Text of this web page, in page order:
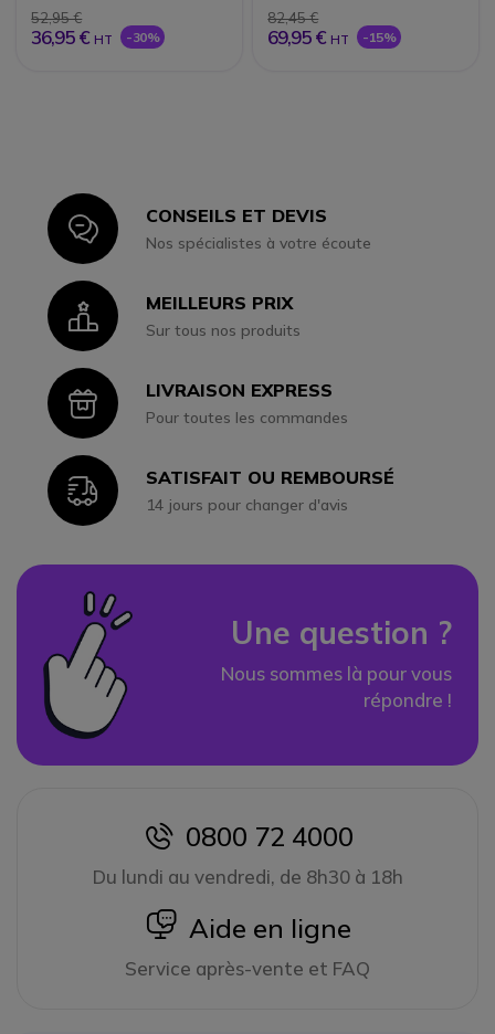
52,95 €
36,95 € HT -30%
82,45 €
69,95 € HT -15%
IconCONSEILS ET DEVIS
Nos spécialistes à votre écoute
IconMEILLEURS PRIX
Sur tous nos produits
IconLIVRAISON EXPRESS
Pour toutes les commandes
IconSATISFAIT OU REMBOURSÉ
14 jours pour changer d'avis
Une question ?
Nous sommes là pour vous
répondre !
icon
0800 72 4000
Du lundi au vendredi, de 8h30 à 18h
icon
Aide en ligne
Service après-vente et FAQ